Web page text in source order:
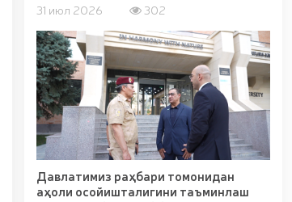
31 июл 2026 302
Давлатимиз раҳбари томонидан
аҳоли осойишталигини таъминлаш